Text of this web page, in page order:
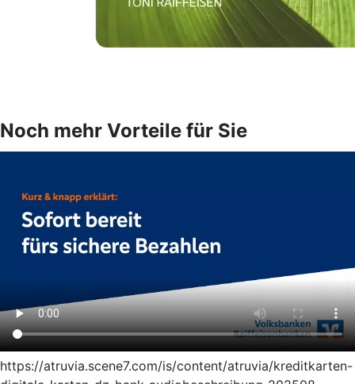
Noch mehr Vorteile für Sie
https://atruvia.scene7.com/is/content/atruvia/kreditkarten-